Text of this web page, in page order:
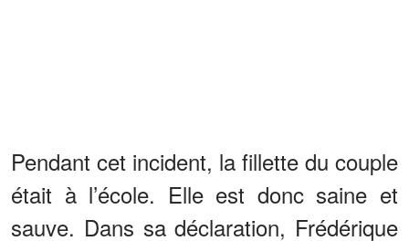
Pendant cet incident, la fillette du couple
était à l’école. Elle est donc saine et
sauve. Dans sa déclaration, Frédérique